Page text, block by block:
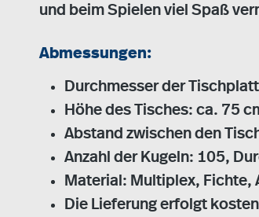
und beim Spielen viel Spaß
Abmessungen:
Durchmesser der
Höhe des Tisches: ca. 75
Abstand zwischen den
Anzahl der Kugeln: 105,
Material: Multiplex, Fichte,
Die Lieferung erfolgt